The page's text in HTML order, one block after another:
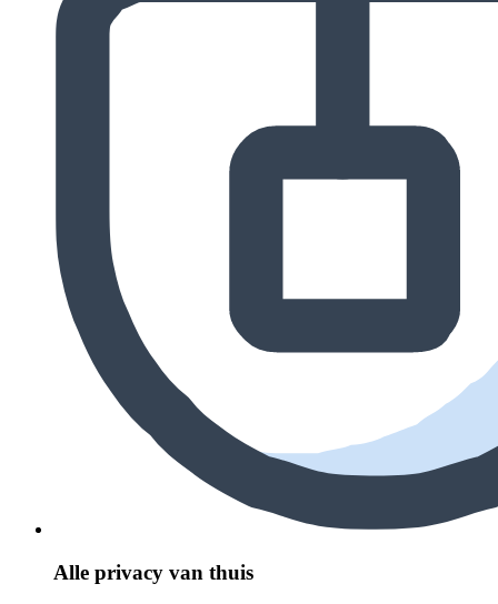
Alle privacy van thuis